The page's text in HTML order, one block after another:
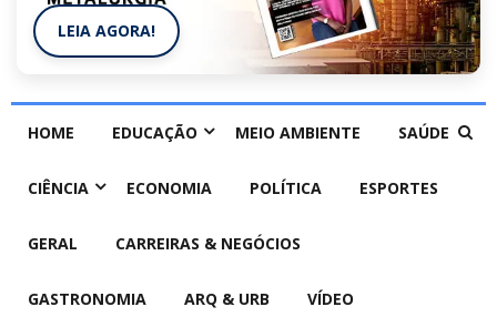
LEIA AGORA!
HOME EDUCAÇÃO MEIO AMBIENTE SAÚDE
CIÊNCIA ECONOMIA POLÍTICA ESPORTES
GERAL CARREIRAS & NEGÓCIOS
GASTRONOMIA ARQ & URB VÍDEO